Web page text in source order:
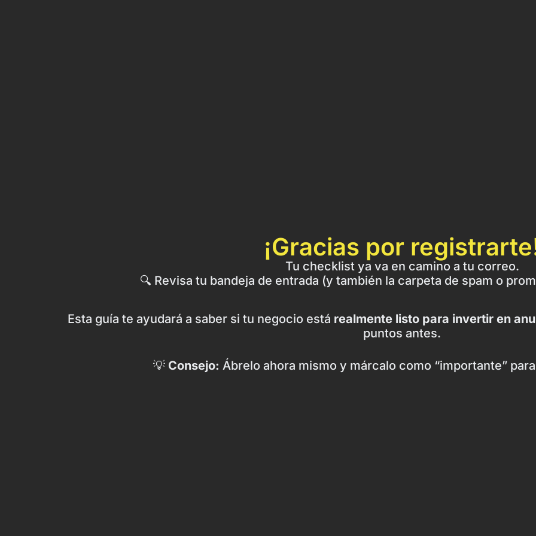
¡Gracias por
Tu checklist ya va en camino a tu correo.
🔍 Revisa tu bandeja de entrada (y también la carpeta de spam o
Esta guía te ayudará a saber si tu negocio está realmente listo para invertir en
puntos antes.
💡 Consejo: Ábrelo ahora mismo y márcalo como “importante”